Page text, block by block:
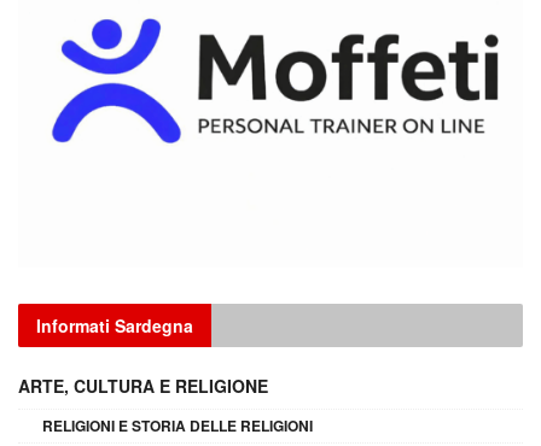
Informati Sardegna
ARTE, CULTURA E RELIGIONE
RELIGIONI E STORIA DELLE RELIGIONI